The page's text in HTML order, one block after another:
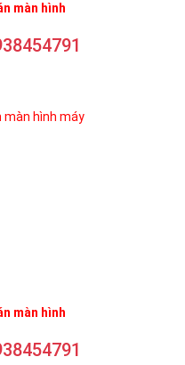
màn hình
màn hình